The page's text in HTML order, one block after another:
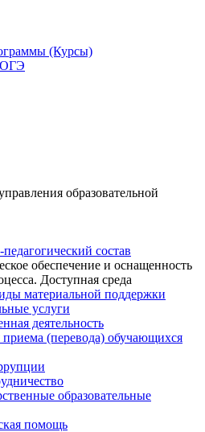
(Курсы)
ОГЭ
образовательной
состав
обеспечение и оснащенность
Доступная среда
материальной поддержки
услуги
деятельность
(перевода) обучающихся
образовательные
помощь